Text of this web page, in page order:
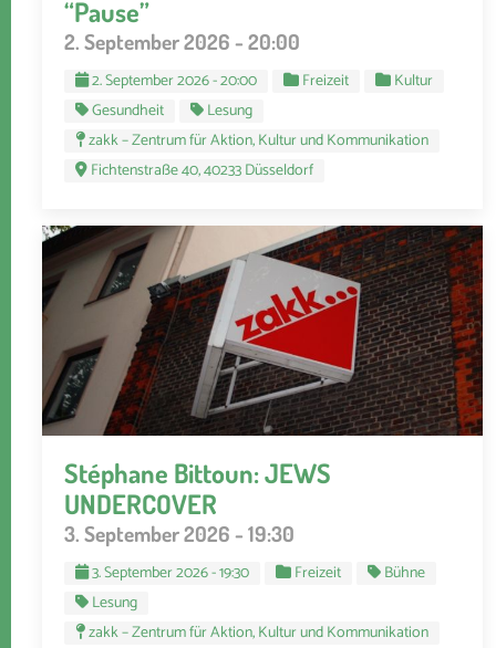
“Pause”
2. September 2026 - 20:00
2. September 2026 - 20:00 Freizeit
Kultur
Gesundheit
Lesung
zakk – Zentrum für Aktion, Kultur und Kommunikation
Fichtenstraße 40, 40233 Düsseldorf
Stéphane Bittoun: JEWS
UNDERCOVER
3. September 2026 - 19:30
3. September 2026 - 19:30 Freizeit
Bühne
Lesung
zakk – Zentrum für Aktion, Kultur und Kommunikation